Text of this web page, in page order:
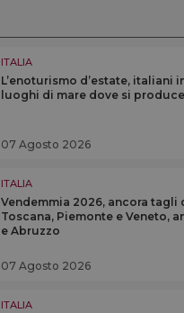
ITALIA
L’enoturismo d’estate, italiani
luoghi di mare dove si
07 Agosto 2026
ITALIA
Vendemmia 2026, ancora tagli
Toscana, Piemonte e Veneto,
e Abruzzo
07 Agosto 2026
ITALIA